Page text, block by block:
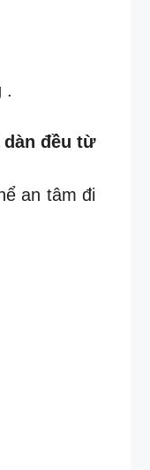
.
dàn đều từ
an tâm đi